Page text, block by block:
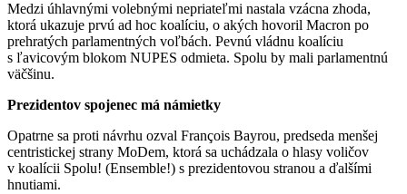
Medzi úhlavnými volebnými nepriateľmi nastala vzácna zhoda,
ktorá ukazuje prvú ad hoc koalíciu, o akých hovoril Macron po
prehratých parlamentných voľbách. Pevnú vládnu koalíciu
s ľavicovým blokom NUPES odmieta. Spolu by mali parlamentnú
väčšinu.
Prezidentov spojenec má námietky
Opatrne sa proti návrhu ozval François Bayrou, predseda menšej
centristickej strany MoDem, ktorá sa uchádzala o hlasy voličov
v koalícii Spolu! (Ensemble!) s prezidentovou stranou a ďalšími
hnutiami.